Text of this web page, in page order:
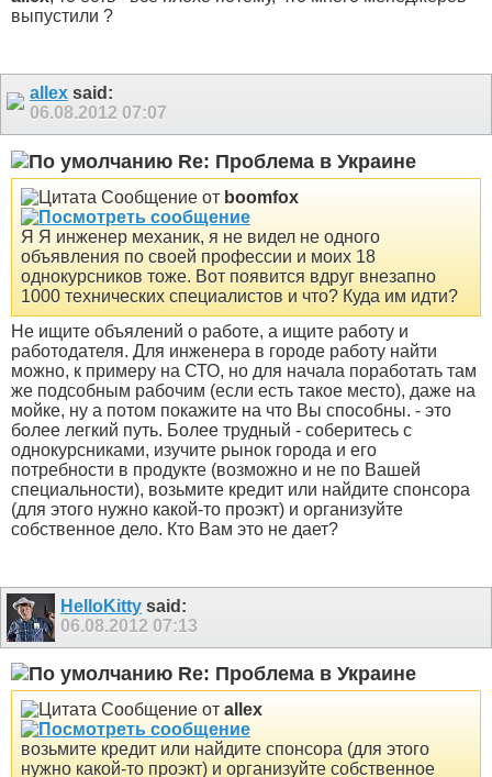
выпустили ?
allex said:
06.08.2012 07:07
Re: Проблема в Украине
Сообщение от boomfox
Я Я инженер механик, я не видел не одного
объявления по своей профессии и моих 18
однокурсников тоже. Вот появится вдруг внезапно
1000 технических специалистов и что? Куда им идти?
Не ищите объялений о работе, а ищите работу и
работодателя. Для инженера в городе работу найти
можно, к примеру на СТО, но для начала поработать там
же подсобным рабочим (если есть такое место), даже на
мойке, ну а потом покажите на что Вы способны. - это
более легкий путь. Более трудный - соберитесь с
однокурсниками, изучите рынок города и его
потребности в продукте (возможно и не по Вашей
специальности), возьмите кредит или найдите спонсора
(для этого нужно какой-то проэкт) и организуйте
собственное дело. Кто Вам это не дает?
HelloKitty said:
06.08.2012 07:13
Re: Проблема в Украине
Сообщение от allex
возьмите кредит или найдите спонсора (для этого
нужно какой-то проэкт) и организуйте собственное